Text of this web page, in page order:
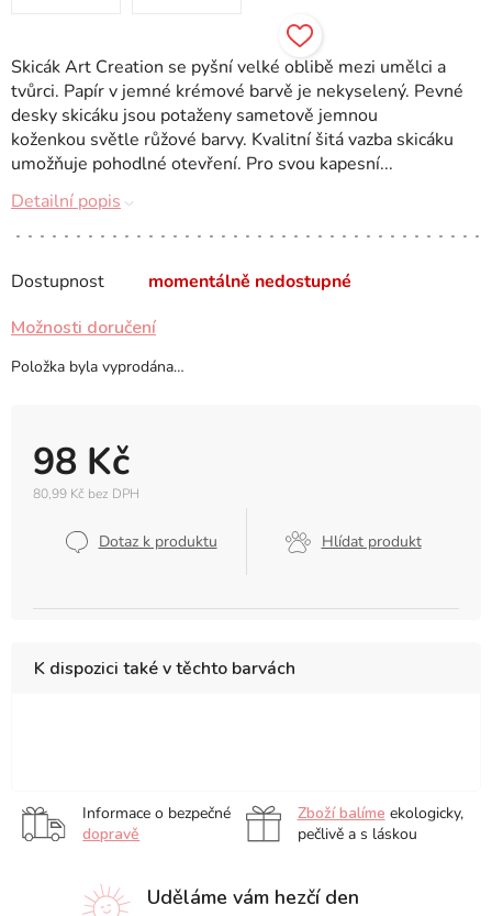
Dostupnost momentálně nedostupné
98 Kč
80,99 Kč bez DPH
Dotaz k produktu Hlídat produkt
Možnosti doručení
Položka byla vyprodána…
Skicák Art Creation se pyšní velké oblibě mezi umělci a
tvůrci. Papír v jemné krémové barvě je nekyselený. Pevné
desky skicáku jsou potaženy sametově jemnou
koženkou světle růžové barvy. Kvalitní šitá vazba skicáku
umožňuje pohodlné otevření. Pro svou kapesní...
Detailní popis
K dispozici také v těchto barvách
cm
cm
14,8
cm
Informace o bezpečné
dopravě
Zboží balíme ekologicky,
pečlivě a s láskou
Uděláme vám hezčí den